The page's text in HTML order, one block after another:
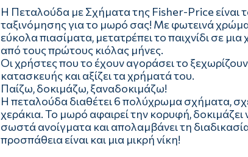
Η Πεταλούδα με Σχήματα της Fisher-Price είναι
ταξινόμησης για το μωρό σας! Με φωτεινά
εύκολα πιασίματα, μετατρέπει το παιχνίδι σε
από τους πρώτους κιόλας μήνες.
Οι χρήστες που το έχουν αγοράσει το
κατασκευής και αξίζει τα χρήματά του.
Παίζω, δοκιμάζω, ξαναδοκιμάζω!
Η πεταλούδα διαθέτει 6 πολύχρωμα σχήματα,
χεράκια. Το μωρό αφαιρεί την κορυφή, δοκιμάζει
σωστά ανοίγματα και απολαμβάνει τη
προσπάθεια είναι και μια μικρή νίκη!